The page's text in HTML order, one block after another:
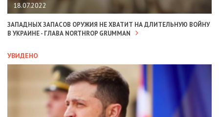
18.07.2022
ЗАПАДНЫХ ЗАПАСОВ ОРУЖИЯ НЕ ХВАТИТ НА ДЛИТЕЛЬНУЮ ВОЙНУ
В УКРАИНЕ - ГЛАВА NORTHROP GRUMMAN
УВИДЕНО